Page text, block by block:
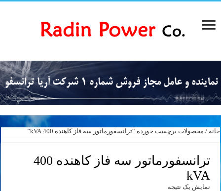
خانه / محصولات برچسب خورده “ترانسفورماتور سه فاز کاهنده 400 kVA”
ترانسفورماتور سه فاز کاهنده 400
kVA
نمایش یک نتیجه